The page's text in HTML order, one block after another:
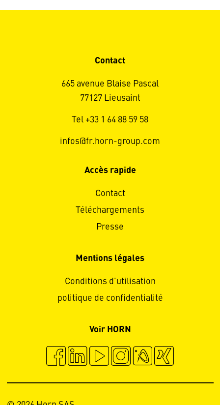
Contact
665 avenue Blaise Pascal
77127 Lieusaint
Tel +33 1 64 88 59 58
infos@fr.horn-group.com
Accès rapide
Contact
Téléchargements
Presse
Mentions légales
Conditions d'utilisation
politique de confidentialité
Voir HORN